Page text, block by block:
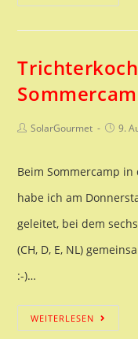
Beitrags-
SolarGourmet
Beitrag
9.
Beim Sommercamp
habe ich am
geleitet, bei dem
(CH, D, E, NL)
:-)…
WEITERLESEN